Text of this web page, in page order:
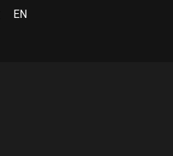
EN